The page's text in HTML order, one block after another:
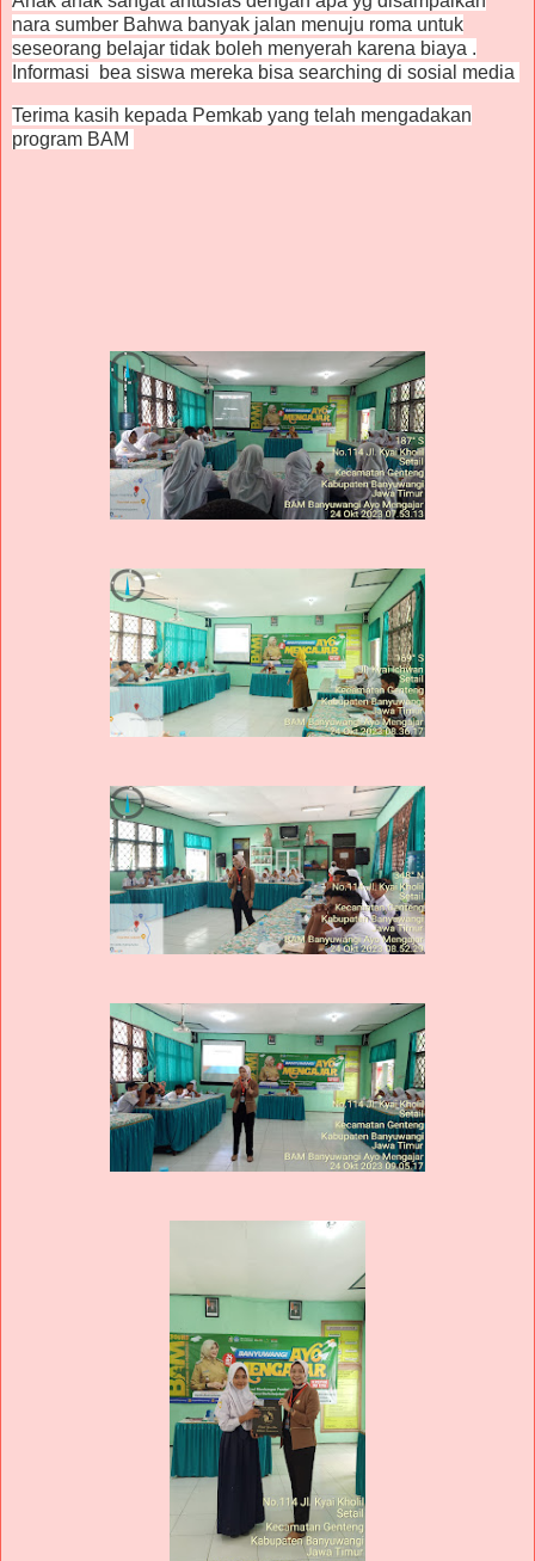
nara sumber Bahwa banyak jalan menuju roma untuk
seseorang belajar tidak boleh menyerah karena biaya .
Informasi bea siswa mereka bisa searching di sosial media
Terima kasih kepada Pemkab yang telah mengadakan
program BAM